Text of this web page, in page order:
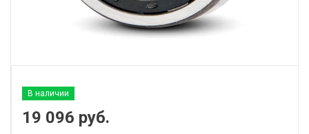
В наличии
19 096 руб.